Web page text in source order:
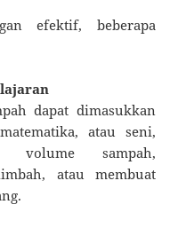
efektif, beberapa
dapat dimasukkan
atau seni,
volume sampah,
atau membuat